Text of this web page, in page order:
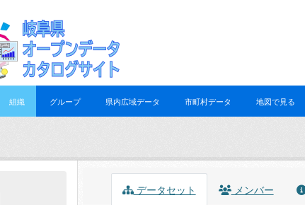
組織 グループ 県内広域データ 市町村データ 地図で見る
データセット メンバー